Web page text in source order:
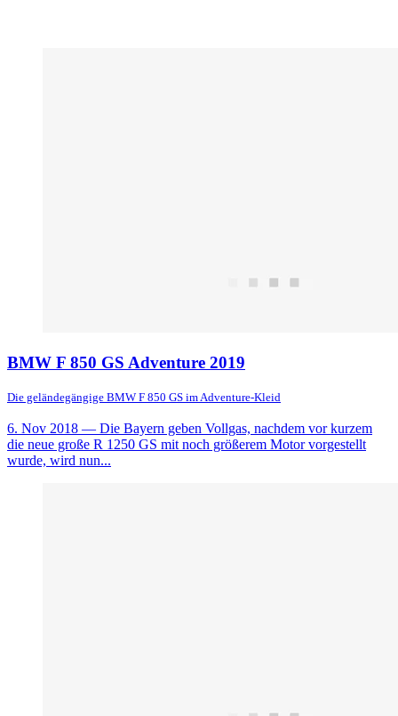
BMW F 850 GS Adventure 2019
Die geländegängige BMW F 850 GS im Adventure-Kleid
6. Nov 2018 — Die Bayern geben Vollgas, nachdem vor kurzem
die neue große R 1250 GS mit noch größerem Motor vorgestellt
wurde, wird nun...